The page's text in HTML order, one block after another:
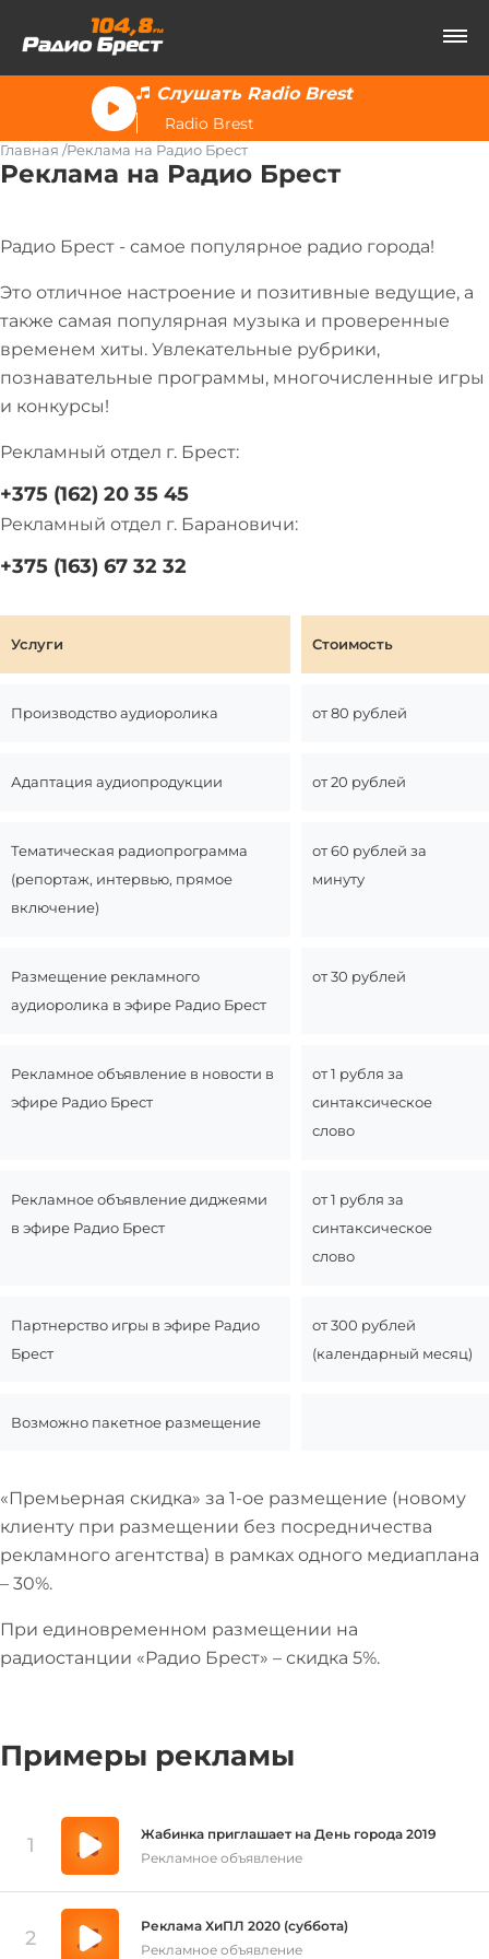
Слушать Radio Brest
Radio Brest
Главная Реклама на Радио Брест
Реклама на Радио Брест
Радио Брест - самое популярное радио города!
Это отличное настроение и позитивные ведущие, а
также самая популярная музыка и проверенные
временем хиты. Увлекательные рубрики,
познавательные программы, многочисленные игры
и конкурсы!
Рекламный отдел г. Брест:
+375 (162) 20 35 45
Рекламный отдел г. Барановичи:
+375 (163) 67 32 32
Услуги Стоимость
Производство аудиоролика от 80 рублей
Адаптация аудиопродукции от 20 рублей
Тематическая радиопрограмма
(репортаж, интервью, прямое
включение)
от 60 рублей за
минуту
Размещение рекламного
аудиоролика в эфире Радио Брест
от 30 рублей
Рекламное объявление в новости в
эфире Радио Брест
от 1 рубля за
синтаксическое
слово
Рекламное объявление диджеями
в эфире Радио Брест
от 1 рубля за
синтаксическое
слово
Партнерство игры в эфире Радио
Брест
от 300 рублей
(календарный месяц)
Возможно пакетное размещение
«Премьерная скидка» за 1-ое размещение (новому
клиенту при размещении без посредничества
рекламного агентства) в рамках одного медиаплана
– 30%.
При единовременном размещении на
радиостанции «Радио Брест» – скидка 5%.
Примеры рекламы
1
Жабинка приглашает на День города 2019
Рекламное объявление
2
Реклама ХиПЛ 2020 (суббота)
Рекламное объявление